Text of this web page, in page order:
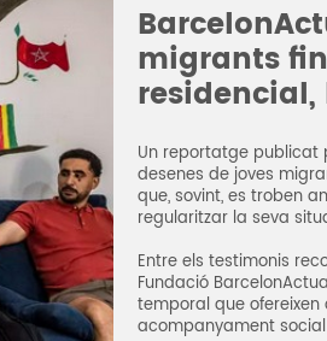
migrants
Un reportatge publicat
desenes de joves
que, sovint, es troben
regularitzar la seva
Entre els testimonis
Fundació
temporal que
acompanyament social